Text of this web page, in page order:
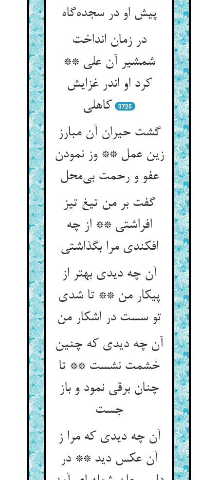
در زمان انداخت
شمشیر آن علی **
کرد او اندر غزایش
3725
گشت حیران آن مبارز
زین عمل ** وز نمودن
عفو و رحمت بی‌‌محل‌‌
گفت بر من تیغ تیز
افراشتی ** از چه
افکندی مرا بگذاشتی‌‌
آن چه دیدی بهتر از
پیکار من ** تا شدی
آن چه دیدی که چنین
خشمت نشست ** تا
چنان برقی نمود و باز
آن چه دیدی که مرا ز
آن عکس دید ** در